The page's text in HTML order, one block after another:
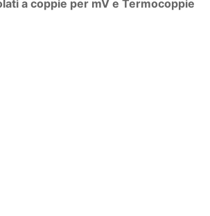
a coppie per mV e Termocoppie